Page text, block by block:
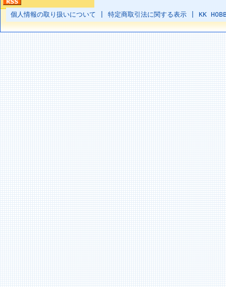
個人情報の取り扱いについて 特定商取引法に関する表示 KK